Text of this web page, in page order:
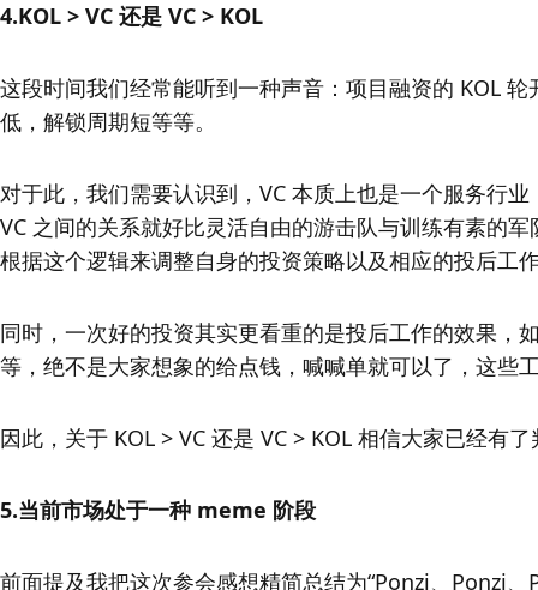
4.KOL > VC 还是 VC > KOL
这段时间我们经常能听到一种声音：项目融资的 KOL
低，解锁周期短等等。
对于此，我们需要认识到，VC 本质上也是一个服务行
VC 之间的关系就好比灵活自由的游击队与训练有素的
根据这个逻辑来调整自身的投资策略以及相应的投后工
同时，一次好的投资其实更看重的是投后工作的效果，
等，绝不是大家想象的给点钱，喊喊单就可以了，这些
因此，关于 KOL > VC 还是 VC > KOL 相信大家已经有
5.当前市场处于一种 meme 阶段
前面提及我把这次参会感想精简总结为“Ponzi、Ponzi